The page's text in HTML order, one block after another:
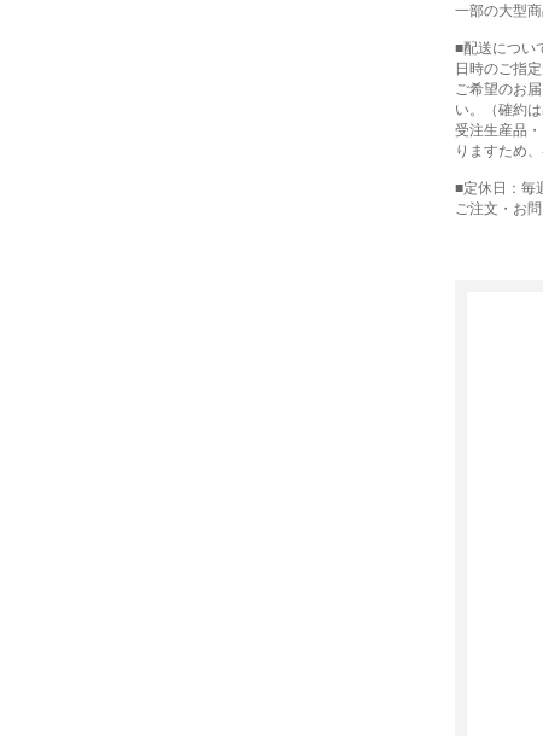
一部の大型
■配送につい
日時のご指
ご希望のお
い。（確約は
受注生産品
りますため
■定休日：毎
ご注文・お